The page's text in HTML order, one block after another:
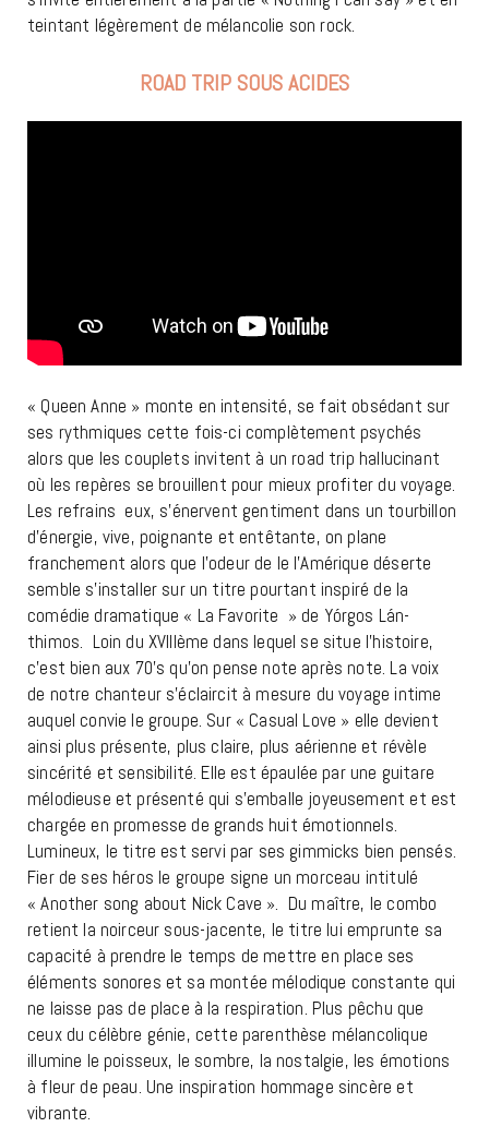
teintant légèrement de mélancolie son rock.
ROAD TRIP SOUS ACIDES
« Queen Anne » monte en intensité, se fait obsédant sur
ses rythmiques cette fois-ci complètement psychés
alors que les couplets invitent à un road trip hallucinant
où les repères se brouillent pour mieux profiter du voyage.
Les refrains eux, s’énervent gentiment dans un tourbillon
d’énergie, vive, poignante et entêtante, on plane
franchement alors que l’odeur de le l’Amérique déserte
semble s’installer sur un titre pourtant inspiré de la
comédie dramatique « La Favorite » de Yórgos Lán-
thimos. Loin du XVIIIème dans lequel se situe l’histoire,
c’est bien aux 70’s qu’on pense note après note. La voix
de notre chanteur s’éclaircit à mesure du voyage intime
auquel convie le groupe. Sur « Casual Love » elle devient
ainsi plus présente, plus claire, plus aérienne et révèle
sincérité et sensibilité. Elle est épaulée par une guitare
mélodieuse et présenté qui s’emballe joyeusement et est
chargée en promesse de grands huit émotionnels.
Lumineux, le titre est servi par ses gimmicks bien pensés.
Fier de ses héros le groupe signe un morceau intitulé
« Another song about Nick Cave ». Du maître, le combo
retient la noirceur sous-jacente, le titre lui emprunte sa
capacité à prendre le temps de mettre en place ses
éléments sonores et sa montée mélodique constante qui
ne laisse pas de place à la respiration. Plus pêchu que
ceux du célèbre génie, cette parenthèse mélancolique
illumine le poisseux, le sombre, la nostalgie, les émotions
à fleur de peau. Une inspiration hommage sincère et
vibrante.